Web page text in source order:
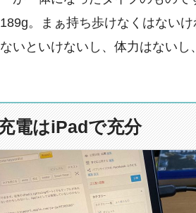
。まぁ持ち歩けなくはない
いといけないし、体力はない
電はiPadで充分